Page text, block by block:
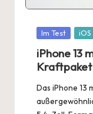
Posted
Im Test iOS
iPhone 13
Das iPhone 13